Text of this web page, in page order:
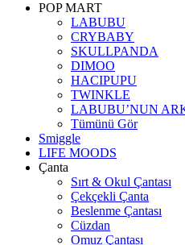
POP MART
LABUBU
CRYBABY
SKULLPANDA
DIMOO
HACIPUPU
TWINKLE
LABUBU’NUN
Tümünü Gör
Smiggle
LIFE MOODS
Çanta
Sırt & Okul Çantası
Çekçekli Çanta
Beslenme Çantası
Cüzdan
Omuz Çantası